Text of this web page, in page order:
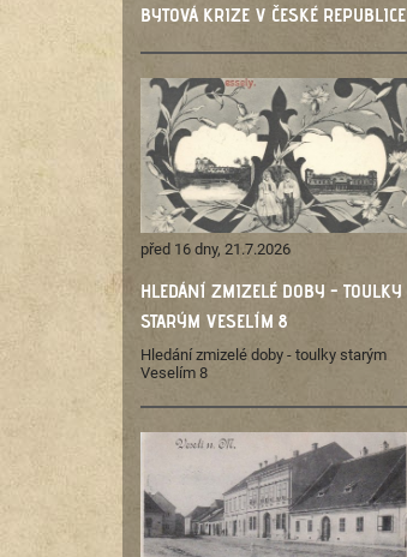
BYTOVÁ KRIZE V ČESKÉ REPUBLICE
před 16 dny, 21.7.2026
HLEDÁNÍ ZMIZELÉ DOBY - TOULKY
STARÝM VESELÍM 8
Hledání zmizelé doby - toulky starým
Veselím 8